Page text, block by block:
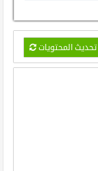
تحديث المحتويات